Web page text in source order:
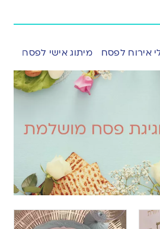
אירוח לפסח מיתוג אישי לפסח